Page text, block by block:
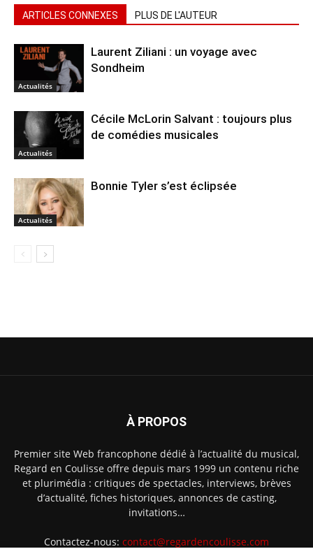
ARTICLES CONNEXES PLUS DE L'AUTEUR
Actualités
Laurent Ziliani : un voyage avec
Sondheim
Actualités
Cécile McLorin Salvant : toujours plus
de comédies musicales
Actualités
Bonnie Tyler s’est éclipsée
À PROPOS
Premier site Web francophone dédié à l’actualité du musical,
Regard en Coulisse offre depuis mars 1999 un contenu riche
et plurimédia : critiques de spectacles, interviews, brèves
d’actualité, fiches historiques, annonces de casting,
invitations…
Contactez-nous: contact@regardencoulisse.com